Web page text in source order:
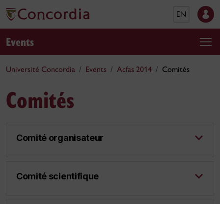
EN
Events
Université Concordia Events Acfas 2014 Comités
Comités
Comité organisateur
Comité scientifique